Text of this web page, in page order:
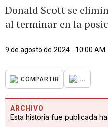
Donald Scott se
al terminar en la
9 de agosto de 2024 - 10:00 AM
COMPARTIR ...
ARCHIVO
Esta historia fue publicada